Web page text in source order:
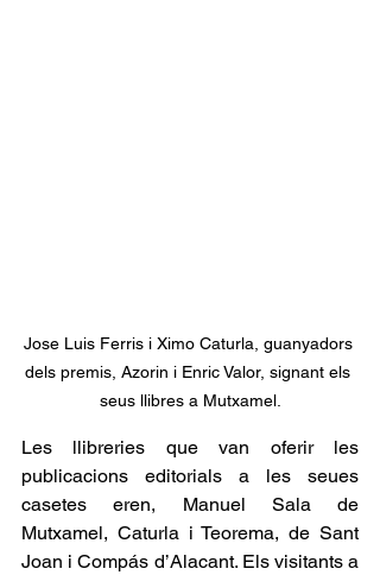
Jose Luis Ferris i Ximo Caturla, guanyadors
dels premis, Azorin i Enric Valor, signant els
seus llibres a Mutxamel.
Les llibreries que van oferir les
publicacions editorials a les seues
casetes eren, Manuel Sala de
Mutxamel, Caturla i Teorema, de Sant
Joan i Compás d’Alacant. Els visitants a